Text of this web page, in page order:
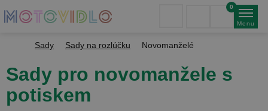
0
Menu
Sady Sady na rozlúčku Novomanželé
Sady pro novomanžele s
potiskem